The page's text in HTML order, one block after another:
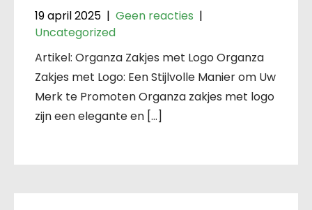
19 april 2025 | Geen reacties |
Uncategorized
Artikel: Organza Zakjes met Logo Organza
Zakjes met Logo: Een Stijlvolle Manier om Uw
Merk te Promoten Organza zakjes met logo
zijn een elegante en […]